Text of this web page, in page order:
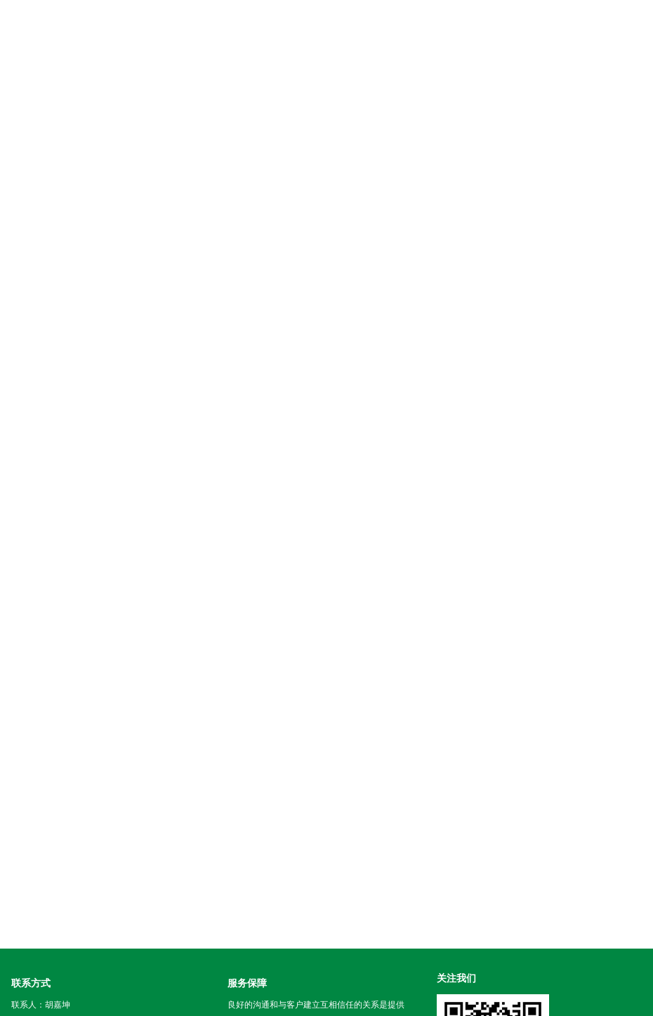
联系方式
联系人：胡嘉坤
服务保障
良好的沟通和与客户建立互相信任的关系是提供
关注我们